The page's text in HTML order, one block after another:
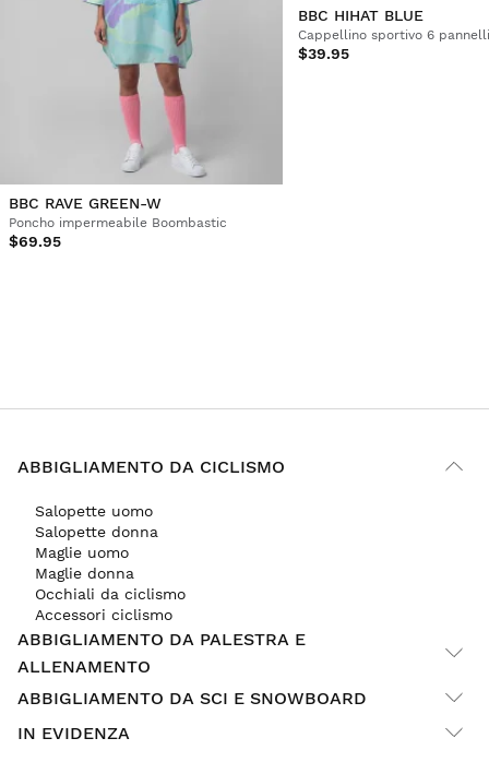
BBC RAVE GREEN-W
Poncho impermeabile Boombastic
$69.95
BBC HIHAT BLUE
$39.95
ABBIGLIAMENTO DA CICLISMO
Salopette uomo
Salopette donna
Maglie uomo
Maglie donna
Occhiali da ciclismo
Accessori ciclismo
ABBIGLIAMENTO DA PALESTRA E
ALLENAMENTO
ABBIGLIAMENTO DA SCI E SNOWBOARD
IN EVIDENZA